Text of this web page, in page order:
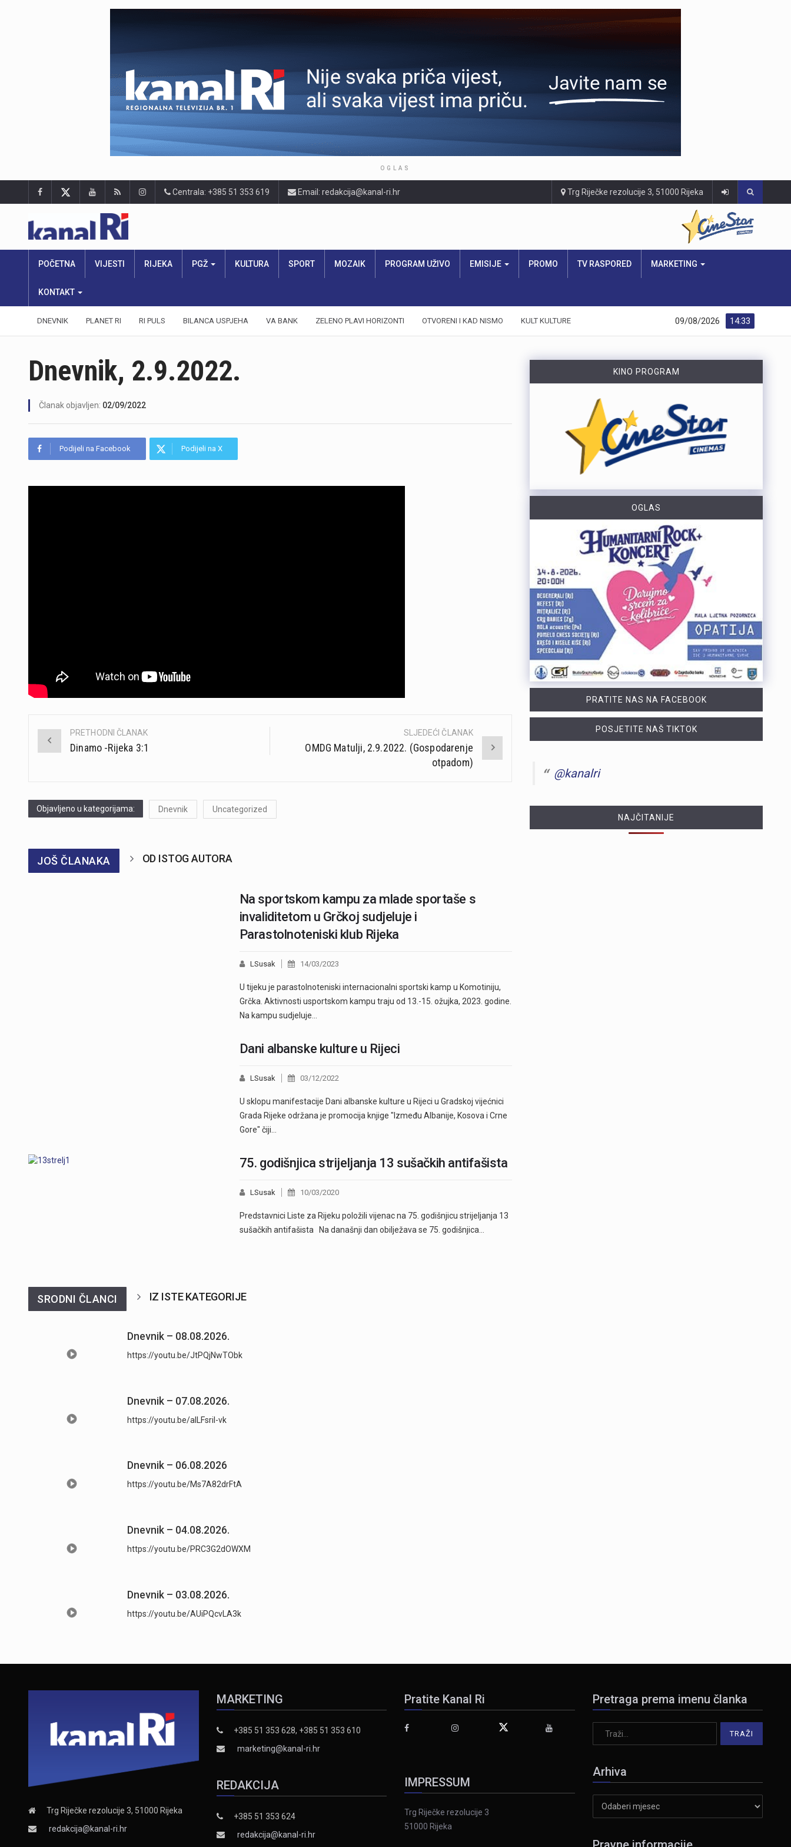
OGLAS
Centrala: +385 51 353 619 Email: redakcija@kanal-ri.hr Trg Riječke rezolucije 3, 51000 Rijeka
POČETNA VIJESTI RIJEKA PGŽ KULTURA SPORT MOZAIK PROGRAM UŽIVO EMISIJE PROMO TV RASPORED MARKETING
KONTAKT
DNEVNIK PLANET RI RI PULS BILANCA USPJEHA VA BANK ZELENO PLAVI HORIZONTI OTVORENI I KAD NISMO KULT KULTURE 14:33
09/08/2026
Dnevnik, 2.9.2022.
Članak objavljen: 02/09/2022
Podijeli na Facebook Podijeli na X
Post
PRETHODNI ČLANAK
Dinamo -Rijeka 3:1
SLJEDEĆI ČLANAK
OMDG Matulji, 2.9.2022. (Gospodarenje
otpadom)
Objavljeno u kategorijama: Dnevnik Uncategorized
JOŠ ČLANAKA OD ISTOG AUTORA
Na sportskom kampu za mlade sportaše s
invaliditetom u Grčkoj sudjeluje i
Parastolnoteniski klub Rijeka
LSusak 14/03/2023
U tijeku je parastolnoteniski internacionalni sportski kamp u Komotiniju,
Grčka. Aktivnosti usportskom kampu traju od 13.-15. ožujka, 2023. godine.
Na kampu sudjeluje…
Dani albanske kulture u Rijeci
LSusak 03/12/2022
U sklopu manifestacije Dani albanske kulture u Rijeci u Gradskoj vijećnici
Grada Rijeke održana je promocija knjige "Između Albanije, Kosova i Crne
Gore" čiji…
75. godišnjica strijeljanja 13 sušačkih antifašista
LSusak 10/03/2020
Predstavnici Liste za Rijeku položili vijenac na 75. godišnjicu strijeljanja 13
sušačkih antifašista Na današnji dan obilježava se 75. godišnjica…
SRODNI ČLANCI IZ ISTE KATEGORIJE
Dnevnik – 08.08.2026.
https://youtu.be/JtPQjNwTObk
Dnevnik – 07.08.2026.
https://youtu.be/aILFsriI-vk
Dnevnik – 06.08.2026
https://youtu.be/Ms7A82drFtA
Dnevnik – 04.08.2026.
https://youtu.be/PRC3G2dOWXM
Dnevnik – 03.08.2026.
https://youtu.be/AUiPQcvLA3k
KINO PROGRAM
OGLAS
PRATITE NAS NA FACEBOOK
POSJETITE NAŠ TIKTOK
@kanalri
NAJČITANIJE
Trg Riječke rezolucije 3, 51000 Rijeka
redakcija@kanal-ri.hr
MARKETING
+385 51 353 628, +385 51 353 610
marketing@kanal-ri.hr
REDAKCIJA
+385 51 353 624
redakcija@kanal-ri.hr
Pratite Kanal Ri
IMPRESSUM
Trg Riječke rezolucije 3
51000 Rijeka
Pretraga prema imenu članka
Arhiva